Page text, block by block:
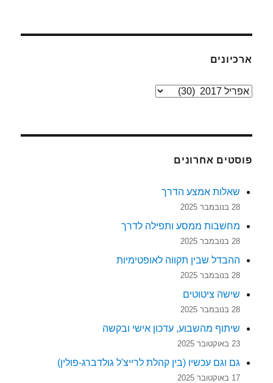
ארכיונים
ארכיונים
פוסטים אחרונים
שאלות אמצע הדרך
28 בנובמבר 2025
מחשבות ממסע ותפילה לדרך
28 בנובמבר 2025
ההבדל שבין תקווה לאופטימיות
28 בנובמבר 2025
שישה ציטוטים
28 בנובמבר 2025
שיתוף מהשבוע, עדכון אישי ובקשה
23 באוקטובר 2025
גם וגם עכשיו (בין קהלת לרייצ'ל גולדברג-פולין)
17 באוקטובר 2025